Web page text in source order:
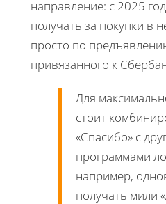
направление: с 2025
получать за покупки в
просто по
привязанного к
Для
стоит
«Спасибо» с
программами
например,
получать мили